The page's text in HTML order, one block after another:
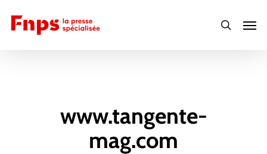
main
search
www.tangente-
mag.com